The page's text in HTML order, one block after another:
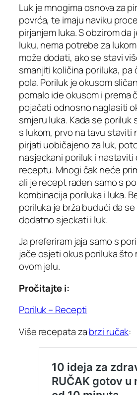
Luk je mnogima osnova za
povrća, te imaju naviku
pirjanjem luka. S obzirom da
luku, nema potrebe za
može dodati, ako se stavi
smanjiti količina poriluka, pa
pola. Poriluk je okusom
pomalo ide okusom i prema
pojačati odnosno naglasiti
smjeru luka. Kada se poriluk
s lukom, prvo na tavu staviti
pirjati uobičajeno za luk,
nasjeckani poriluk i nastaviti
receptu. Mnogi čak neće
ali je recept rađen samo s
kombinacija poriluka i luka.
poriluka je brža budući da
dodatno sjeckati i luk.
Ja preferiram jaja samo s
jače osjeti okus poriluka što
ovom jelu.
Pročitajte i:
Poriluk – Recepti
Više recepata zabrzi ručak: